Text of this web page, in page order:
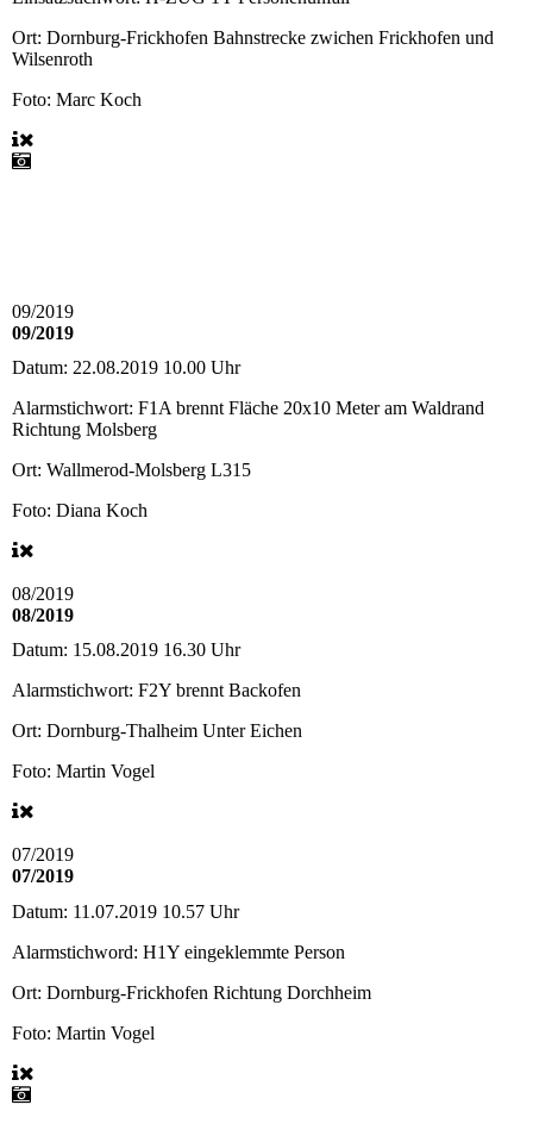
Ort: Dornburg-Frickhofen Bahnstrecke zwichen Frickhofen und
Wilsenroth
Foto: Marc Koch
09/2019
09/2019
Datum: 22.08.2019 10.00 Uhr
Alarmstichwort: F1A brennt Fläche 20x10 Meter am Waldrand
Richtung Molsberg
Ort: Wallmerod-Molsberg L315
Foto: Diana Koch
08/2019
08/2019
Datum: 15.08.2019 16.30 Uhr
Alarmstichwort: F2Y brennt Backofen
Ort: Dornburg-Thalheim Unter Eichen
Foto: Martin Vogel
07/2019
07/2019
Datum: 11.07.2019 10.57 Uhr
Alarmstichword: H1Y eingeklemmte Person
Ort: Dornburg-Frickhofen Richtung Dorchheim
Foto: Martin Vogel